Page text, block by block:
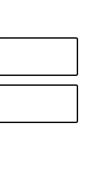
ajan.
on